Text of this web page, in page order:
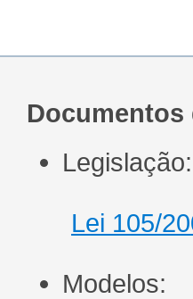
Documentos
Legislação:
Lei 105/
Modelos: